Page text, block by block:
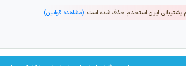
پشتیبانی ایران استخدام حذف شده است. (مشاهده قوانین)